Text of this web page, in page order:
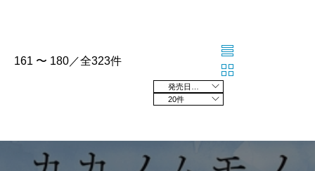
161 〜 180／全323件
20件